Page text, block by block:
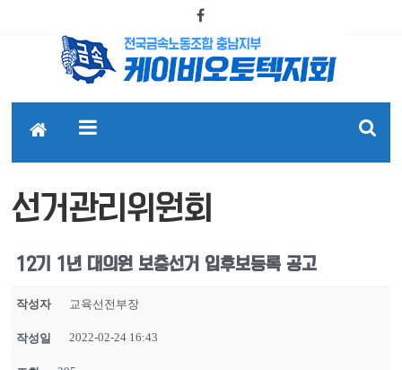
선거관리위원회
12기 1년 대의원 보충선거 입후보등록 공고
작성자 교육선전부장
작성일 2022-02-24 16:43